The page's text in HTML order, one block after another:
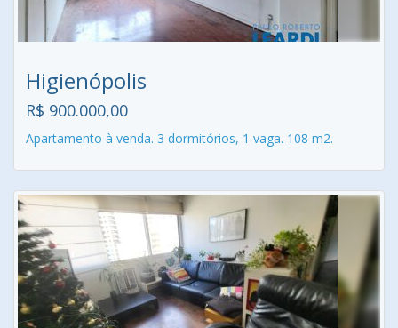
Higienópolis
R$ 900.000,00
Apartamento à venda. 3 dormitórios, 1 vaga. 108 m2.